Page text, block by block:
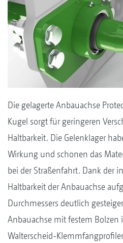
Die gelagerte Anbauachse
Kugel sorgt für geringeren
Haltbarkeit. Die Gelenklager
Wirkung und schonen das
bei der Straßenfahrt. Dank der
Haltbarkeit der Anbauachse
Durchmessers deutlich
Anbauachse mit festem Bolzen
Walterscheid-